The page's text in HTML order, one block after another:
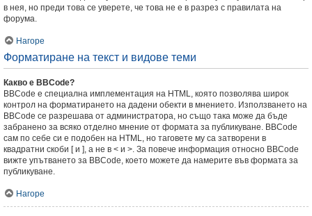
в нея, но преди това се уверете, че това не е в разрез с правилата на
форума.
Нагоре
Форматиране на текст и видове теми
Какво е BBCode?
BBCode е специална имплементация на HTML, която позволява широк
контрол на форматирането на дадени обекти в мнението. Използването на
BBCode се разрешава от администратора, но също така може да бъде
забранено за всяко отделно мнение от формата за публикуване. BBCode
сам по себе си е подобен на HTML, но таговете му са затворени в
квадратни скоби [ и ], а не в < и >. За повече информация относно BBCode
вижте упътването за BBCode, което можете да намерите във формата за
публикуване.
Нагоре